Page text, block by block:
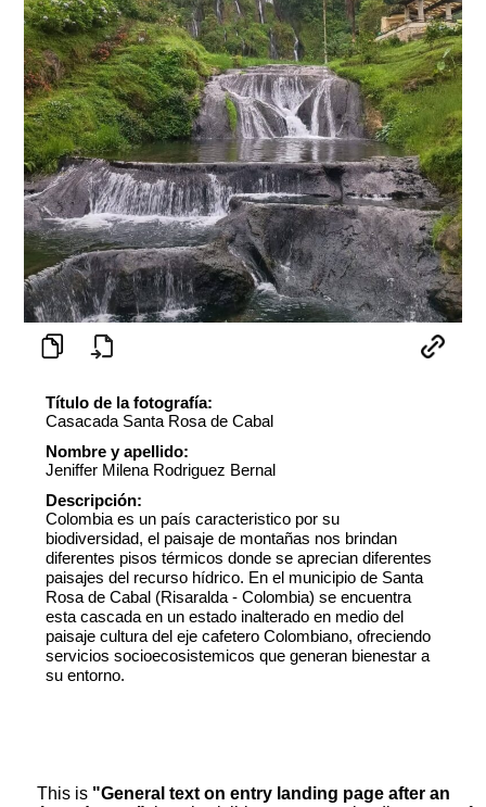
Título de la fotografía:
Casacada Santa Rosa de Cabal
Nombre y apellido:
Jeniffer Milena Rodriguez Bernal
Descripción:
Colombia es un país caracteristico por su
biodiversidad, el paisaje de montañas nos brindan
diferentes pisos térmicos donde se aprecian diferentes
paisajes del recurso hídrico. En el municipio de Santa
Rosa de Cabal (Risaralda - Colombia) se encuentra
esta cascada en un estado inalterado en medio del
paisaje cultura del eje cafetero Colombiano, ofreciendo
servicios socioecosistemicos que generan bienestar a
su entorno.
This is "General text on entry landing page after an